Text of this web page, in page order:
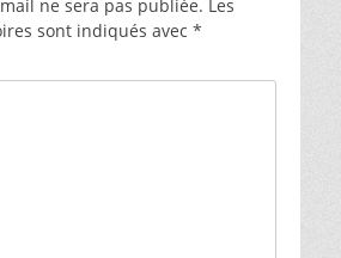
ne sera pas publiée.
Les
sont indiqués avec *